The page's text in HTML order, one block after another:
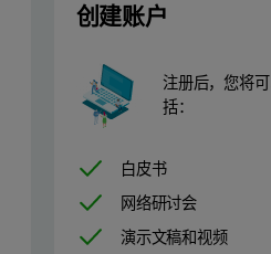
创建账户
注册后，您将
括：
白皮书
网络研讨会
演示文稿和视频